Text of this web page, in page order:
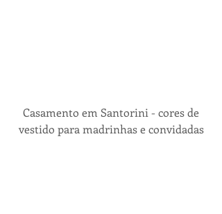
vestido para madrinhas e convidadas